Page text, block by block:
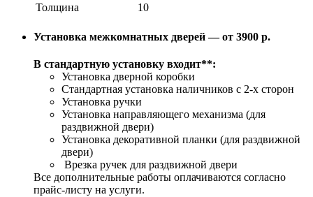
Толщина
10
Установка межкомнатных дверей — от 3900 р.
В стандартную установку входит**:
Установка дверной коробки
Стандартная установка наличников с 2-х сторон
Установка ручки
Установка направляющего механизма (для
раздвижной двери)
Установка декоративной планки (для раздвижной
двери)
Врезка ручек для раздвижной двери
Все дополнительные работы оплачиваются согласно
прайс-листу на услуги.